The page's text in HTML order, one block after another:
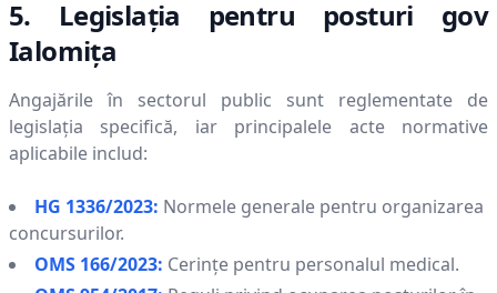
5. Legislația pentru posturi gov
Ialomiţa
Angajările în sectorul public sunt reglementate de
legislația specifică, iar principalele acte normative
aplicabile includ:
HG 1336/2023: Normele generale pentru organizarea
concursurilor.
OMS 166/2023: Cerințe pentru personalul medical.